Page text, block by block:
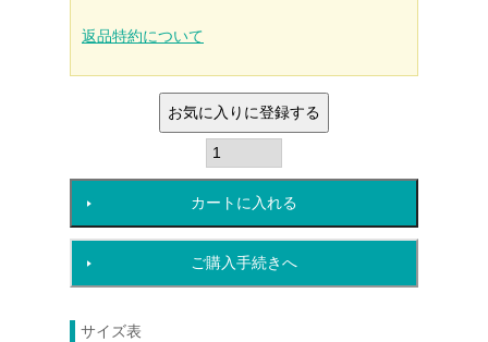
返品特約について
お気に入りに登録する
カートに入れる
ご購入手続きへ
サイズ表